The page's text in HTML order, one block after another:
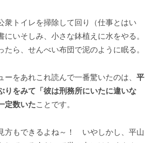
衆トイレを掃除して回り（仕事とはい
にいそしみ、小さな鉢植えに水をやる。
たら、せんべい布団で泥のように眠る。
ーをあれこれ読んで一番驚いたのは、 平
りをみて「彼は刑務所にいたに違いな
定数いたことです。
方もできるよね～！ いやしかし、平山